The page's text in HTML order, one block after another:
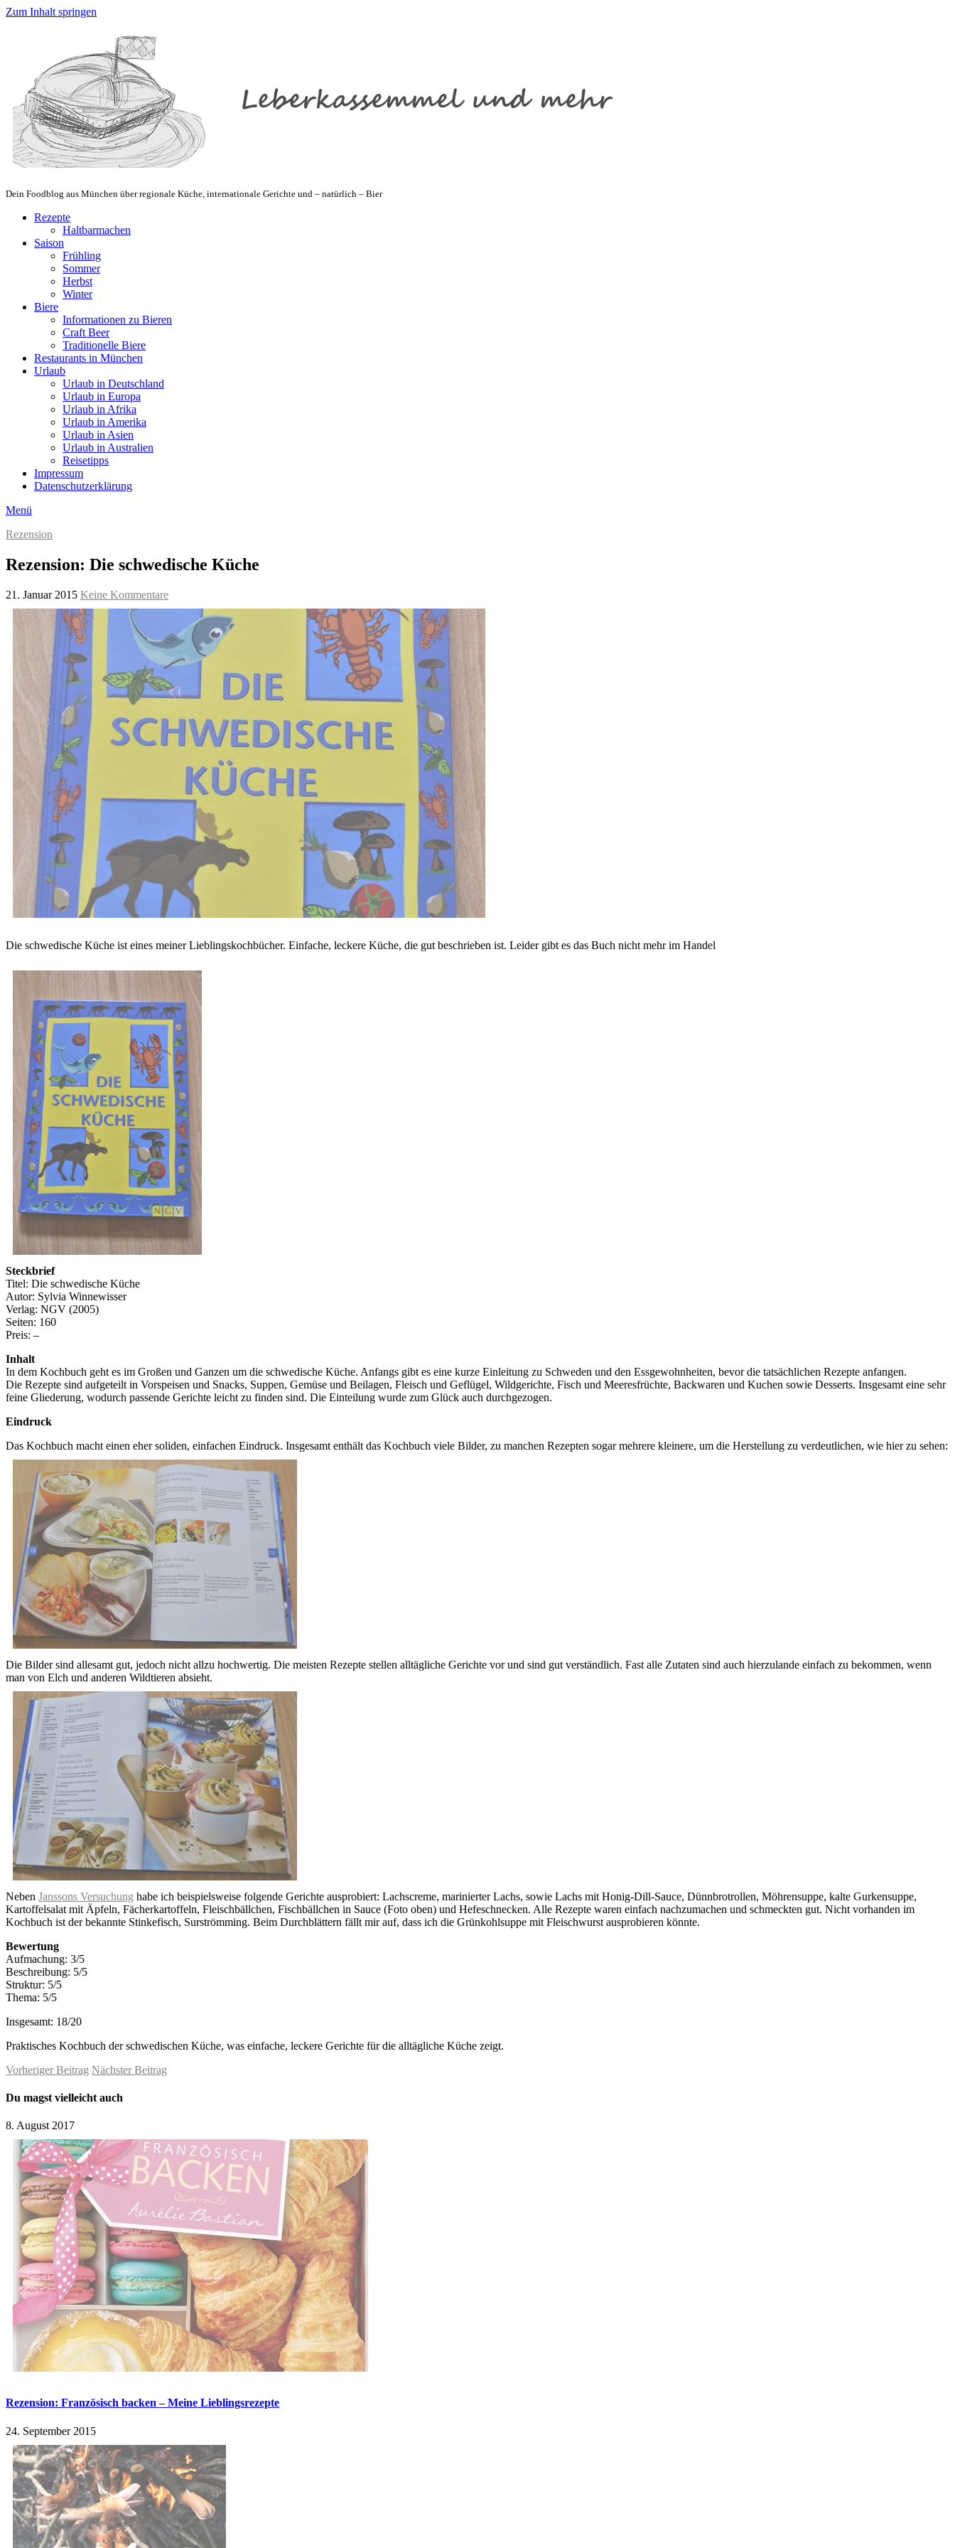
Zum Inhalt springen
Dein Foodblog aus München über regionale Küche, internationale Gerichte und – natürlich – Bier
Rezepte
Haltbarmachen
Saison
Frühling
Sommer
Herbst
Winter
Biere
Informationen zu Bieren
Craft Beer
Traditionelle Biere
Restaurants in München
Urlaub
Urlaub in Deutschland
Urlaub in Europa
Urlaub in Afrika
Urlaub in Amerika
Urlaub in Asien
Urlaub in Australien
Reisetipps
Impressum
Datenschutzerklärung
Menü
Rezension
Rezension: Die schwedische Küche
21. Januar 2015 Keine Kommentare
Die schwedische Küche ist eines meiner Lieblingskochbücher. Einfache, leckere Küche, die gut beschrieben ist. Leider gibt es das Buch nicht mehr im Handel
Steckbrief
Titel: Die schwedische Küche
Autor: Sylvia Winnewisser
Verlag: NGV (2005)
Seiten: 160
Preis: –
Inhalt
In dem Kochbuch geht es im Großen und Ganzen um die schwedische Küche. Anfangs gibt es eine kurze Einleitung zu Schweden und den Essgewohnheiten, bevor die tatsächlichen Rezepte anfangen.
Die Rezepte sind aufgeteilt in Vorspeisen und Snacks, Suppen, Gemüse und Beilagen, Fleisch und Geflügel, Wildgerichte, Fisch und Meeresfrüchte, Backwaren und Kuchen sowie Desserts. Insgesamt eine sehr
feine Gliederung, wodurch passende Gerichte leicht zu finden sind. Die Einteilung wurde zum Glück auch durchgezogen.
Eindruck
Das Kochbuch macht einen eher soliden, einfachen Eindruck. Insgesamt enthält das Kochbuch viele Bilder, zu manchen Rezepten sogar mehrere kleinere, um die Herstellung zu verdeutlichen, wie hier zu sehen:
Die Bilder sind allesamt gut, jedoch nicht allzu hochwertig. Die meisten Rezepte stellen alltägliche Gerichte vor und sind gut verständlich. Fast alle Zutaten sind auch hierzulande einfach zu bekommen, wenn
man von Elch und anderen Wildtieren absieht.
Neben Janssons Versuchung habe ich beispielsweise folgende Gerichte ausprobiert: Lachscreme, marinierter Lachs, sowie Lachs mit Honig-Dill-Sauce, Dünnbrotrollen, Möhrensuppe, kalte Gurkensuppe,
Kartoffelsalat mit Äpfeln, Fächerkartoffeln, Fleischbällchen, Fischbällchen in Sauce (Foto oben) und Hefeschnecken. Alle Rezepte waren einfach nachzumachen und schmeckten gut. Nicht vorhanden im
Kochbuch ist der bekannte Stinkefisch, Surströmming. Beim Durchblättern fällt mir auf, dass ich die Grünkohlsuppe mit Fleischwurst ausprobieren könnte.
Bewertung
Aufmachung: 3/5
Beschreibung: 5/5
Struktur: 5/5
Thema: 5/5
Insgesamt: 18/20
Praktisches Kochbuch der schwedischen Küche, was einfache, leckere Gerichte für die alltägliche Küche zeigt.
Vorheriger Beitrag Nächster Beitrag
Du magst vielleicht auch
8. August 2017
Rezension: Französisch backen – Meine Lieblingsrezepte
24. September 2015